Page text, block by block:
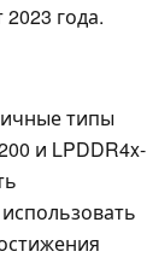
года.
типы
и LPDDR4x-